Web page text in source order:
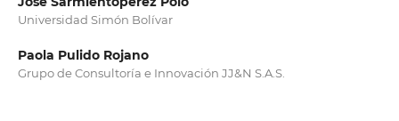
Universidad Simón Bolívar
Paola Pulido Rojano
Grupo de Consultoría e Innovación JJ&N S.A.S.